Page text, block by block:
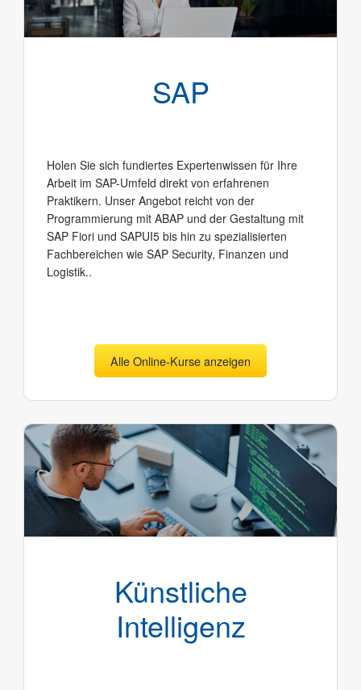
SAP
Holen Sie sich fundiertes Expertenwissen für Ihre
Arbeit im SAP-Umfeld direkt von erfahrenen
Praktikern. Unser Angebot reicht von der
Programmierung mit ABAP und der Gestaltung mit
SAP Fiori und SAPUI5 bis hin zu spezialisierten
Fachbereichen wie SAP Security, Finanzen und
Logistik..
Alle Online-Kurse anzeigen
Künstliche
Intelligenz